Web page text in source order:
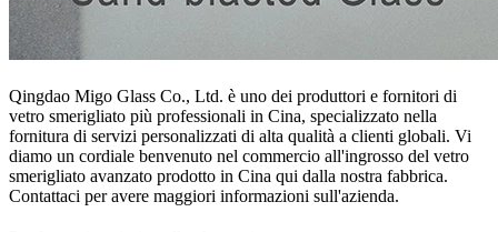
Qingdao Migo Glass Co., Ltd. è uno dei produttori e fornitori di
vetro smerigliato più professionali in Cina, specializzato nella
fornitura di servizi personalizzati di alta qualità a clienti globali. Vi
diamo un cordiale benvenuto nel commercio all'ingrosso del vetro
smerigliato avanzato prodotto in Cina qui dalla nostra fabbrica.
Contattaci per avere maggiori informazioni sull'azienda.